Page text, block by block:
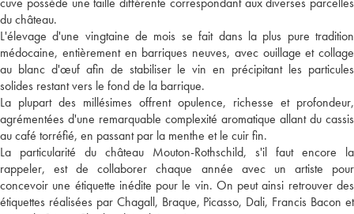
du château.
L'élevage d'une vingtaine de mois se fait dans la plus pure tradition
médocaine, entièrement en barriques neuves, avec ouillage et collage
au blanc d'œuf afin de stabiliser le vin en précipitant les particules
solides restant vers le fond de la barrique.
La plupart des millésimes offrent opulence, richesse et profondeur,
agrémentées d'une remarquable complexité aromatique allant du cassis
au café torréfié, en passant par la menthe et le cuir fin.
La particularité du château Mouton-Rothschild, s'il faut encore la
rappeler, est de collaborer chaque année avec un artiste pour
concevoir une étiquette inédite pour le vin. On peut ainsi retrouver des
étiquettes réalisées par Chagall, Braque, Picasso, Dali, Francis Bacon et